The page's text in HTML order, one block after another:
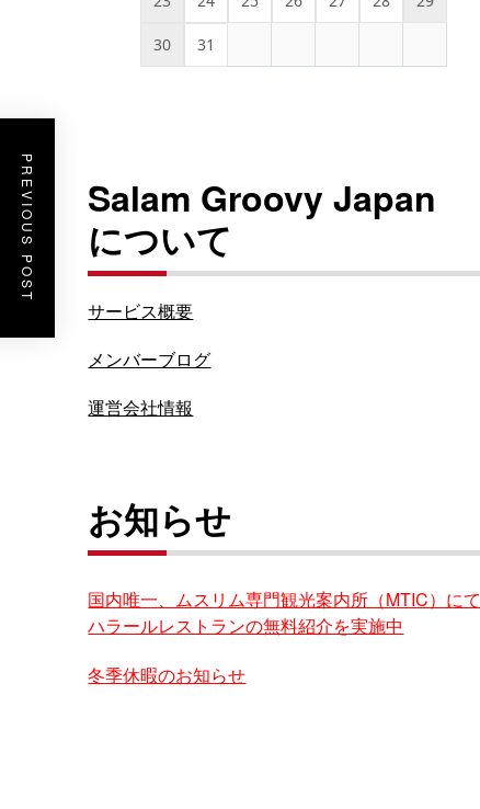
PREVIOUS POST
30 31
Salam Groovy Japan
について
サービス概要
メンバーブログ
運営会社情報
お知らせ
国内唯一、ムスリム専門観光案内所（MTIC）にて
ハラールレストランの無料紹介を実施中
冬季休暇のお知らせ